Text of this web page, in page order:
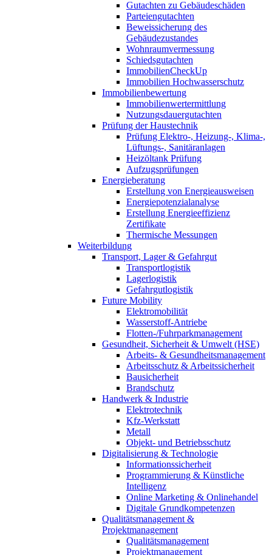
Gutachten zu Gebäudeschäden
Parteiengutachten
Beweissicherung des
Gebäudezustandes
Wohnraumvermessung
Schiedsgutachten
ImmobilienCheckUp
Immobilien Hochwasserschutz
Immobilienbewertung
Immobilienwertermittlung
Nutzungsdauergutachten
Prüfung der Haustechnik
Prüfung Elektro-, Heizung-, Klima-,
Lüftungs-, Sanitäranlagen
Heizöltank Prüfung
Aufzugsprüfungen
Energieberatung
Erstellung von Energieausweisen
Energiepotenzialanalyse
Erstellung Energieeffizienz
Zertifikate
Thermische Messungen
Weiterbildung
Transport, Lager & Gefahrgut
Transportlogistik
Lagerlogistik
Gefahrgutlogistik
Future Mobility
Elektromobilität
Wasserstoff-Antriebe
Flotten-/Fuhrparkmanagement
Gesundheit, Sicherheit & Umwelt (HSE)
Arbeits- & Gesundheitsmanagement
Arbeitsschutz & Arbeitssicherheit
Bausicherheit
Brandschutz
Handwerk & Industrie
Elektrotechnik
Kfz-Werkstatt
Metall
Objekt- und Betriebsschutz
Digitalisierung & Technologie
Informationssicherheit
Programmierung & Künstliche
Intelligenz
Online Marketing & Onlinehandel
Digitale Grundkompetenzen
Qualitätsmanagement &
Projektmanagement
Qualitätsmanagement
Projektmanagement